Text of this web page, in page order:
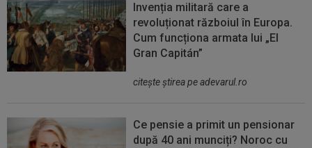
Invenția militară care a
revoluționat războiul în Europa.
Cum funcționa armata lui „El
Gran Capitán”
citeşte ştirea pe adevarul.ro
Ce pensie a primit un pensionar
după 40 ani munciți? Noroc cu